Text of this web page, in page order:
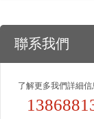
聯系我們
了解更多我們詳細